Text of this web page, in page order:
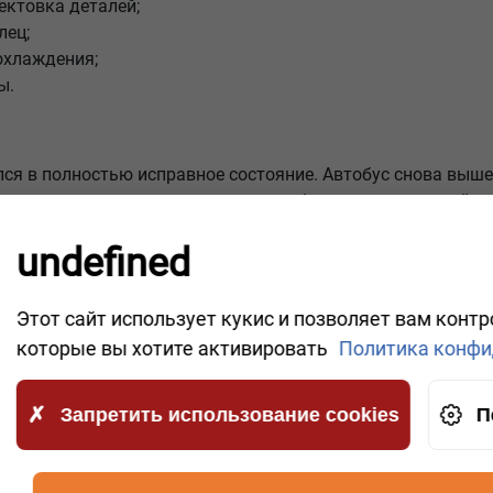
деталей;
в полностью исправное состояние. Автобус снова
вмешательству удалось избежать капитальной
грузовиков и автобусов
undefined
Этот сайт использует кукис и позволяет вам
которые вы хотите активировать Политика
Запретить использование cookies